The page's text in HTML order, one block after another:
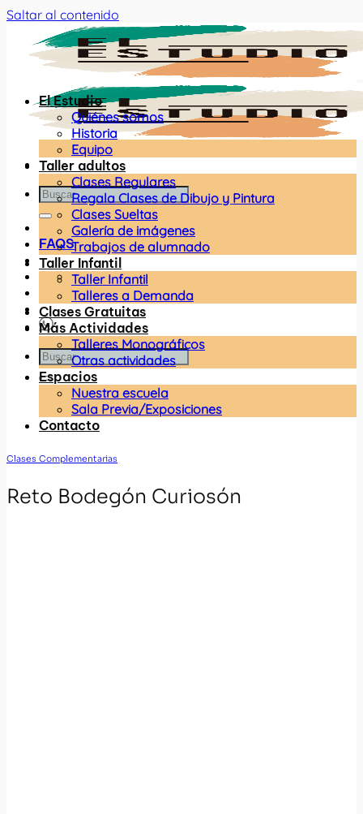
Saltar al contenido
FAQS
El Estudio
Quiénes somos
Historia
Equipo
Taller adultos
Clases Regulares
Regala Clases de Dibujo y Pintura
Clases Sueltas
Galería de imágenes
Trabajos de alumnado
Taller Infantil
Taller Infantil
Talleres a Demanda
Clases Gratuitas
Más Actividades
Talleres Monográficos
Otras actividades
Espacios
Nuestra escuela
Sala Previa/Exposiciones
Contacto
Clases Complementarias
Reto Bodegón Curiosón